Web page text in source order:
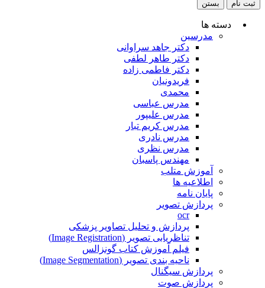
ثبت نام بستن
دسته ها
مدرسین
دکتر جاهد سراوانی
دکتر طاهر لطفی
دکتر فاطمی زاده
فریدونیان
محمدی
مدرس عباسی
مدرس علیپور
مدرس کریم تبار
مدرس نادری
مدرس نظری
مهندس پاسبان
آموزش متلب
اطلاعیه ها
پایان نامه
پردازش تصویر
ocr
پردازش و تحلیل تصاویر پزشکی
تناظریابی تصویر (Image Registration)
فیلم آموزش کتاب گونزالس
ناحیه بندی تصویر (Image Segmentation)
پردازش سیگنال
پردازش صوت